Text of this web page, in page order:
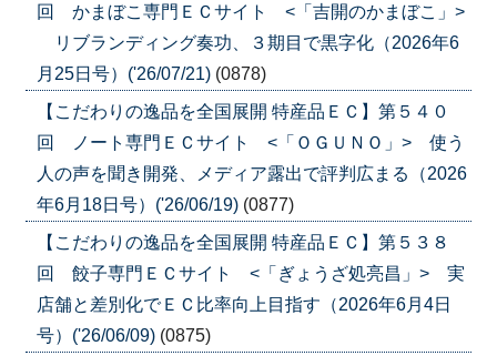
回 かまぼこ専門ＥＣサイト <「吉開のかまぼこ」>
リブランディング奏功、３期目で黒字化（2026年6
月25日号）('26/07/21) (0878)
【こだわりの逸品を全国展開 特産品ＥＣ】第５４０
回 ノート専門ＥＣサイト <「ＯＧＵＮＯ」> 使う
人の声を聞き開発、メディア露出で評判広まる（2026
年6月18日号）('26/06/19) (0877)
【こだわりの逸品を全国展開 特産品ＥＣ】第５３８
回 餃子専門ＥＣサイト <「ぎょうざ処亮昌」> 実
店舗と差別化でＥＣ比率向上目指す（2026年6月4日
号）('26/06/09) (0875)